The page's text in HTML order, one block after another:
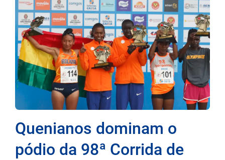
Quenianos dominam o
pódio da 98ª Corrida de